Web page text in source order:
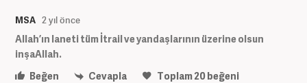
MSA 2 yıl önce
Allah’ın laneti tüm İtrail ve yandaşlarının üzerine olsun
inşaAllah.
Beğen
Cevapla Toplam20beğeni